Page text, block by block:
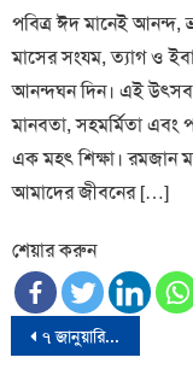
পবিত্র ঈদ মানেই আনন্দ,
মাসের সংযম, ত্যাগ ও
আনন্দঘন দিন। এই
মানবতা, সহমর্মিতা
এক মহৎ শিক্ষা। রমজান
আমাদের জীবনের […]
শেয়ার করুন
Post
৭ জানুয়ারির নির্বাচন রুখে দেয়ার আহ্বান বিএনপির